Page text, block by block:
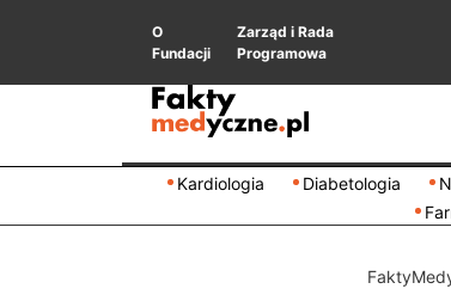
O
Fundacji
Zarząd i Rada
Programowa
Kardiologia Diabetologia